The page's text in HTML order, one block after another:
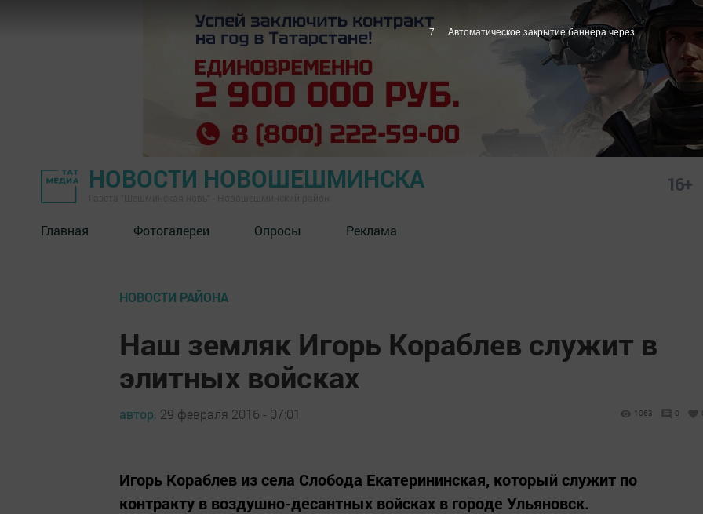
НОВОСТИ НОВОШЕШМИНСКА 16+
Главная Фотогалереи Опросы Реклама
НОВОСТИ РАЙОНА
Наш земляк Игорь Кораблев служит в
элитных войсках
автор, 29 февраля 2016 - 07:01 1063 0
Игорь Кораблев из села Слобода Екатерининская, который служит по
контракту в воздушно-десантных войсках в городе Ульяновск.
6 Автоматическое закрытие баннера через